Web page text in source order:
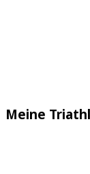
Meine